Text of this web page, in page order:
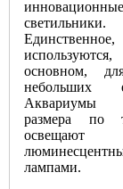
светильники.
основном,
небольших
Аквариумы
размера по
освещают
лампами.